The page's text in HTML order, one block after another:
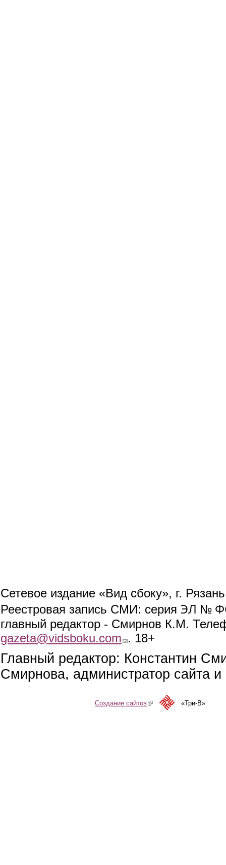
Сетевое издание «Вид сбоку», г.
Реестровая запись СМИ: серия ЭЛ №
главный редактор - Смирнов К.М.
gazeta@vidsboku.com (link sends e-mail)
. 18+
Главный редактор: Константин
Смирнова, администратор сайта
Создание сайтов(link is external)«Три-В»